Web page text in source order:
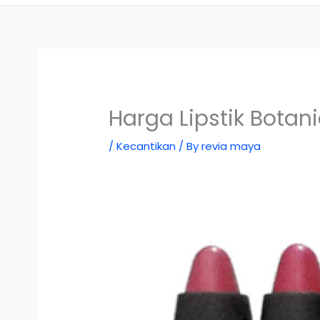
Harga Lipstik
/Kecantikan / Byrevia maya